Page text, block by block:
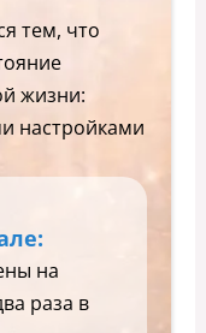
тем, что
жизни:
настройками
на
раза в